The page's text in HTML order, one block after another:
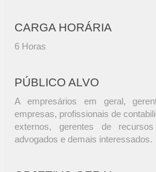
CARGA HORÁRIA
6 Horas
PÚBLICO ALVO
A empresários em geral,
empresas, profissionais de
externos, gerentes de
advogados e demais interessados.